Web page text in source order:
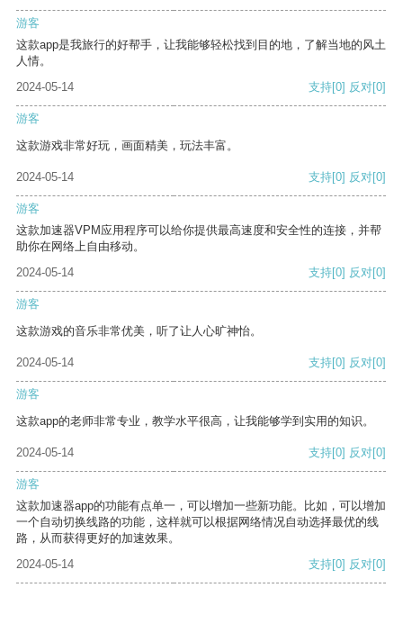
游客
这款app是我旅行的好帮手，让我能够轻松找到目的地，了解当地的风土
人情。
2024-05-14
支持[0] 反对[0]
游客
这款游戏非常好玩，画面精美，玩法丰富。
2024-05-14 支持[0] 反对[0]
游客
这款加速器VPM应用程序可以给你提供最高速度和安全性的连接，并帮
助你在网络上自由移动。
2024-05-14
支持[0] 反对[0]
游客
这款游戏的音乐非常优美，听了让人心旷神怡。
2024-05-14 支持[0] 反对[0]
游客
这款app的老师非常专业，教学水平很高，让我能够学到实用的知识。
2024-05-14 支持[0] 反对[0]
游客
这款加速器app的功能有点单一，可以增加一些新功能。比如，可以增加
一个自动切换线路的功能，这样就可以根据网络情况自动选择最优的线
路，从而获得更好的加速效果。
2024-05-14
支持[0] 反对[0]